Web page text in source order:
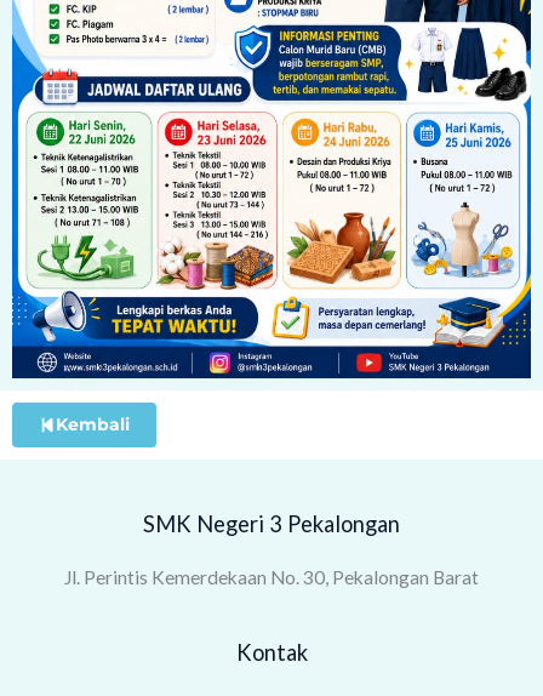
Kembali
SMK Negeri 3 Pekalongan
Jl. Perintis Kemerdekaan No. 30, Pekalongan Barat
Kontak